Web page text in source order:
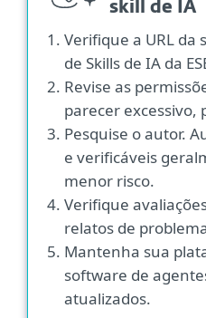
skill de IA
Verifique a URL da
de Skills de IA da
Revise as
parecer excessivo,
Pesquise o autor.
e verificáveis
menor risco.
Verifique
relatos de
Mantenha sua
software de
atualizados.